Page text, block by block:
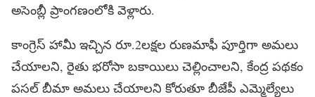
అసెంబ్లీ ప్రాంగణంలోకి వెళ్లారు.
కాంగ్రెస్ హామీ ఇచ్చిన రూ.2లక్షల రుణమాఫీ పూర్తిగా అమలు
చేయాలని, రైతు భరోసా బకాయిలు చెల్లించాలని, కేంద్ర పథకం
పసల్ బీమా అమలు చేయాలని కోరుతూ బీజేపీ ఎమ్మెల్యేలు